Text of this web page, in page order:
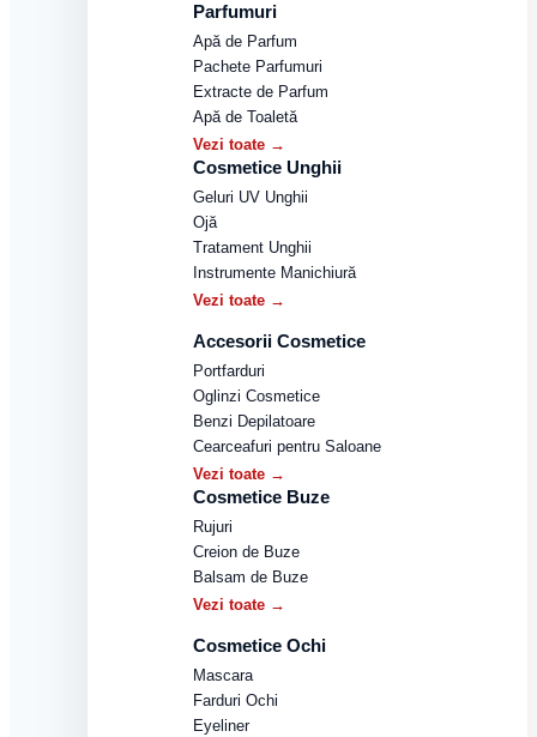
Parfumuri
Apă de Parfum
Pachete Parfumuri
Extracte de Parfum
Apă de Toaletă
Vezi toate →
Cosmetice Unghii
Geluri UV Unghii
Ojă
Tratament Unghii
Instrumente Manichiură
Vezi toate →
Accesorii Cosmetice
Portfarduri
Oglinzi Cosmetice
Benzi Depilatoare
Cearceafuri pentru Saloane
Vezi toate →
Cosmetice Buze
Rujuri
Creion de Buze
Balsam de Buze
Vezi toate →
Cosmetice Ochi
Mascara
Farduri Ochi
Eyeliner